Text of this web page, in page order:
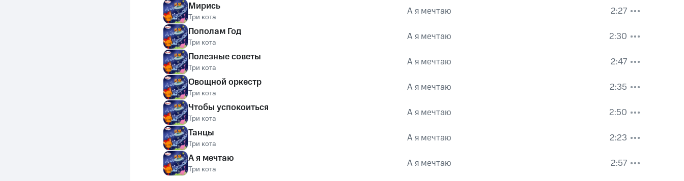
Мирись
Три кота А я мечтаю
2:27
Пополам Год
Три кота А я мечтаю
2:30
Полезные советы
Три кота А я мечтаю
2:47
Овощной оркестр
Три кота А я мечтаю
2:35
Чтобы успокоиться
Три кота А я мечтаю
2:50
Танцы
Три кота А я мечтаю
2:23
А я мечтаю
Три кота А я мечтаю 2:57